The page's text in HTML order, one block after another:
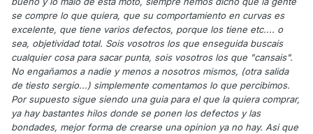
se compre lo que quiera, que su comportamiento en curvas es
excelente, que tiene varios defectos, porque los tiene etc.... o
sea, objetividad total. Sois vosotros los que enseguida buscais
cualquier cosa para sacar punta, sois vosotros los que "cansais".
No engañamos a nadie y menos a nosotros mismos, (otra salida
de tiesto sergio...) simplemente comentamos lo que percibimos.
Por supuesto sigue siendo una guia para el que la quiera comprar,
ya hay bastantes hilos donde se ponen los defectos y las
bondades, mejor forma de crearse una opinion ya no hay. Asi que